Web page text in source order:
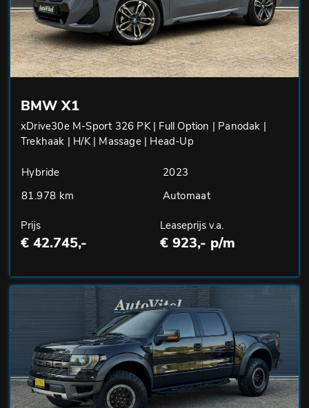
BMW X1
xDrive30e M-Sport 326 PK | Full Option | Panodak |
Trekhaak | H/K | Massage | Head-Up
Hybride
2023
81.978 km
Automaat
Prijs
€ 42.745,-
Leaseprijs v.a.
€ 923,- p/m